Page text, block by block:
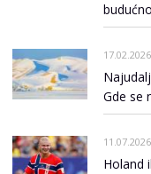
Gde se
Holand